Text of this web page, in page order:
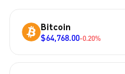
Bitcoin
$64,768.00-0.20%